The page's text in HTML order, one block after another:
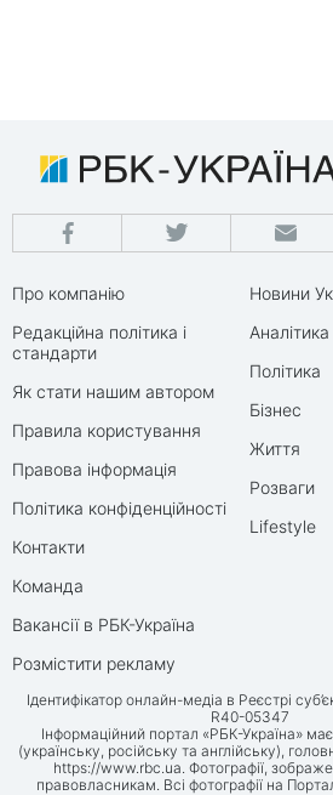
Про компанію
Редакційна політика і
стандарти
Як стати нашим автором
Правила користування
Правова інформація
Політика конфіденційності
Контакти
Команда
Вакансії в РБК-Україна
Розмістити рекламу
Новини
Аналітика
Політика
Бізнес
Життя
Розваги
Lifestyle
Ідентифікатор онлайн-медіа в Реєстрі
R40-05347
Інформаційний портал «РБК-Україна»
(українську, російську та англійську),
https://www.rbc.ua. Фотографії,
правовласникам. Всі фотографії на